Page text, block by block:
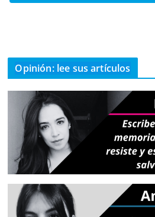
Opinión: lee sus artículos